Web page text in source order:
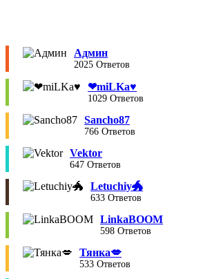
Админ
2025 Ответов
❤︎miLKa♥︎
1029 Ответов
Sancho87
766 Ответов
Vektor
647 Ответов
Letuchiy🐲
633 Ответов
LinkaBOOM
598 Ответов
Тянка💋
533 Ответов